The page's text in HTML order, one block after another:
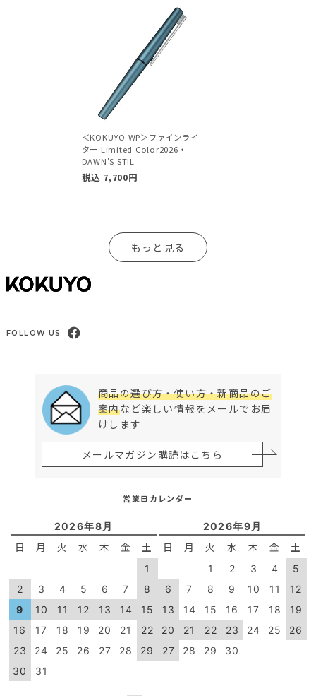
＜KOKUYO WP＞ファインライ
ター Limited Color2026・
DAWN'S STIL
税込 7,700円
もっと見る
FOLLOW US
商品の選び方・使い方・新商品のご
案内など楽しい情報をメールでお届
けします
メールマガジン購読はこちら
営業日カレンダー
2026年8月
日 月 火 水 木 金 土
1
2
3 4 5 6 7
8
9
10 11 12 13 14
15
16
17 18 19 20 21
22
23
24 25 26 27 28
29
30
31
2026年9月
日 月 火 水 木 金 土
1 2 3 4
5
6
7 8 9 10 11
12
13
14 15 16 17 18
19
20
21 22 23 24 25
26
27
28 29 30